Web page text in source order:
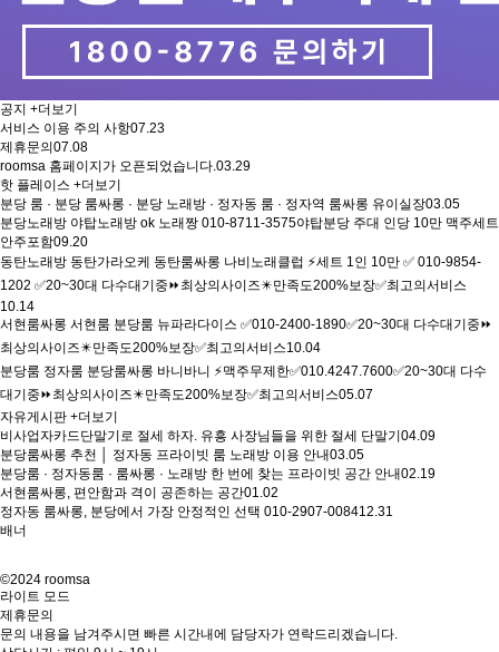
공지 +더보기
서비스 이용 주의 사항07.23
제휴문의 07.08
roomsa 홈페이지가 오픈되었습니다.03.29
핫 플레이스 +더보기
분당 룸 · 분당 룸싸롱 · 분당 노래방 · 정자동 룸 · 정자역 룸싸롱 유이실장03.05
분당노래방 야탑노래방 ok 노래짱 010-8711-3575야탑분당 주대 인당 10만 맥주세트
안주포함09.20
동탄노래방 동탄가라오케 동탄룸싸롱 나비노래클럽 ⚡세트 1인 10만 ✅ 010-9854-
1202 ✅20~30대 다수대기중⏩최상의사이즈✴️만족도200%보장✅최고의서비스
10.14
서현룸싸롱 서현룸 분당룸 뉴파라다이스 ✅010-2400-1890✅20~30대 다수대기중⏩
최상의사이즈✴️만족도200%보장✅최고의서비스10.04
분당룸 정자룸 분당룸싸롱 바니바니 ⚡맥주무제한✅010.4247.7600✅20~30대 다수
대기중⏩최상의사이즈✴️만족도200%보장✅최고의서비스05.07
자유게시판 +더보기
비사업자카드단말기로 절세 하자. 유흥 사장님들을 위한 절세 단말기 04.09
분당룸싸롱 추천 │ 정자동 프라이빗 룸 노래방 이용 안내03.05
분당룸 · 정자동룸 · 룸싸롱 · 노래방 한 번에 찾는 프라이빗 공간 안내02.19
서현룸싸롱, 편안함과 격이 공존하는 공간01.02
정자동 룸싸롱, 분당에서 가장 안정적인 선택 010-2907-008412.31
배너
©2024 roomsa
라이트 모드
제휴문의
문의 내용을 남겨주시면 빠른 시간내에 담당자가 연락드리겠습니다.